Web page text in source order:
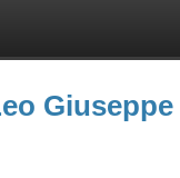
Giuseppe